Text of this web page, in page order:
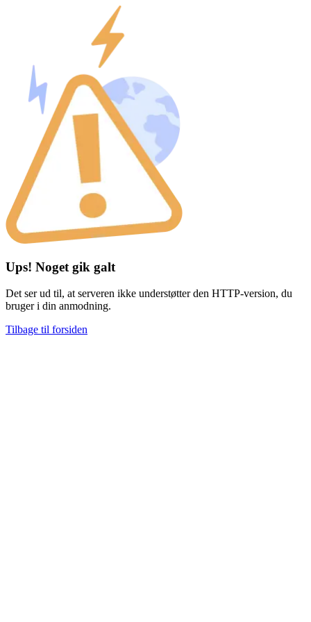
Ups! Noget gik galt
Det ser ud til, at serveren ikke understøtter den HTTP-version, du
bruger i din anmodning.
Tilbage til forsiden